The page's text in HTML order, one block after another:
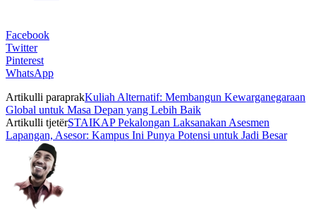
Facebook
Twitter
Pinterest
WhatsApp
Artikulli paraprakKuliah Alternatif: Membangun Kewarganegaraan
Global untuk Masa Depan yang Lebih Baik
Artikulli tjetërSTAIKAP Pekalongan Laksanakan Asesmen
Lapangan, Asesor: Kampus Ini Punya Potensi untuk Jadi Besar